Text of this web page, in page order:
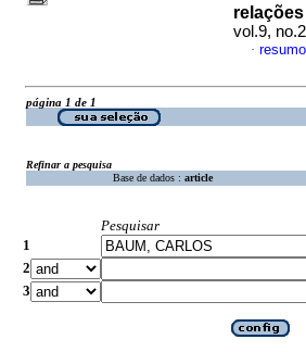
vol.9,
·
página 1 de 1
Refinar a pesquisa
Base de dados : article
Pesquisar
1
2
3